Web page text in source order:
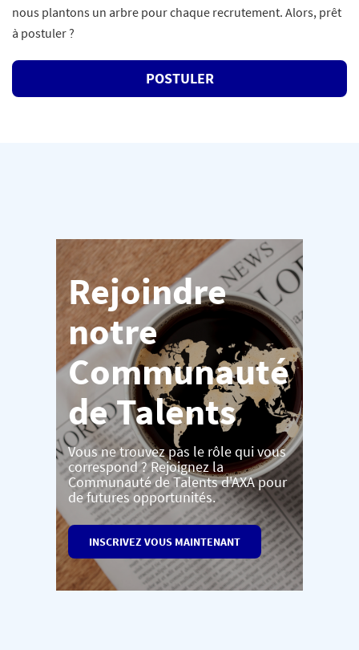
nous plantons un arbre pour chaque recrutement. Alors, prêt
à postuler ?
POSTULER
Rejoindre
notre
Communauté
de Talents
Vous ne trouvez pas le rôle qui vous
correspond ? Rejoignez la
Communauté de Talents d'AXA pour
de futures opportunités.
INSCRIVEZ VOUS MAINTENANT